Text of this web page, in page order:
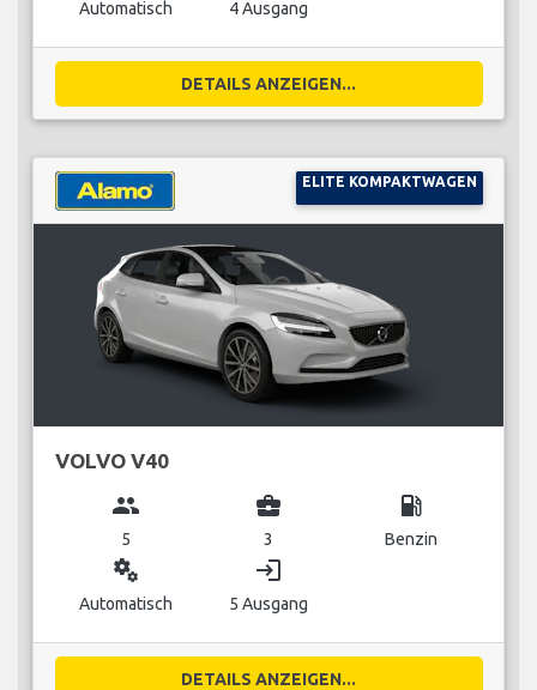
Automatisch 4 Ausgang
DETAILS ANZEIGEN...
ELITE KOMPAKTWAGEN
VOLVO V40
group
5
business_center
3
local_gas_station
Benzin
miscellaneous_services
Automatisch
login
5 Ausgang
DETAILS ANZEIGEN...